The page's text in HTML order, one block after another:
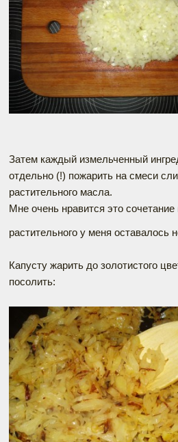
Затем каждый измельченный
отдельно (!) пожарить на смеси
растительного масла.
Мне очень нравится это
растительного у меня оставалось
Капусту жарить до золотистого
посолить: